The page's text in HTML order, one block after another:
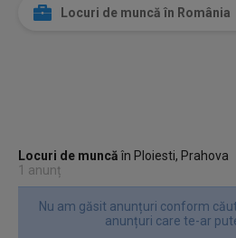
Locuri de muncă în România
Locuri de muncăîn Ploiesti, Prahova
1 anunț
Nu am găsit anunțuri conform
anunțuri care te-ar